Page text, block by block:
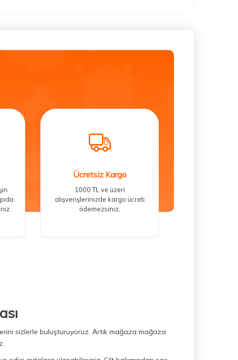
Ücretsiz Kargo
1000 TL ve üzeri
alışverişlerinizde kargo ücreti
ödemezsiniz.
sizlerle buluşturuyoruz. Artık mağaza mağaza